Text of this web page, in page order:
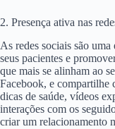
2. Presença ativa nas
As redes sociais são
seus pacientes e
que mais se alinham ao
Facebook, e compartilhe
dicas de saúde, vídeos
interações com os
criar um relacionamento